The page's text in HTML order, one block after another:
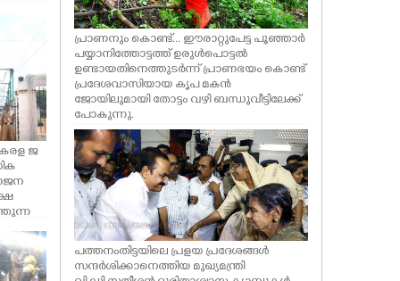
ജ
ജ
പ്രാണനും കൊണ്ട്... ഈരാറ്റുപേട്ട പൂഞ്ഞാർ
പയ്യാനിത്തോട്ടത്ത് ഉരുൾപൊട്ടൽ
ഉണ്ടായതിനെത്തുടർന്ന് പ്രാണഭയം കൊണ്ട്
പ്രദേശവാസിയായ കൃപ മകൻ
ജോയിലുമായി തോട്ടം വഴി ബന്ധുവീട്ടിലേക്ക്
പോകുന്നു.
പത്തനംതിട്ടയിലെ പ്രളയ പ്രദേശങ്ങൾ
സന്ദർശിക്കാനെത്തിയ മുഖ്യമന്ത്രി